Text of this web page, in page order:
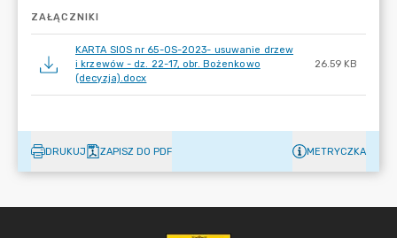
ZAŁĄCZNIKI
KARTA SIOS nr 65-OS-2023- usuwanie drzew
i krzewów - dz. 22-17, obr. Bożenkowo
(decyzja).docx
26.59 KB
DRUKUJ ZAPISZ DO PDF METRYCZKA